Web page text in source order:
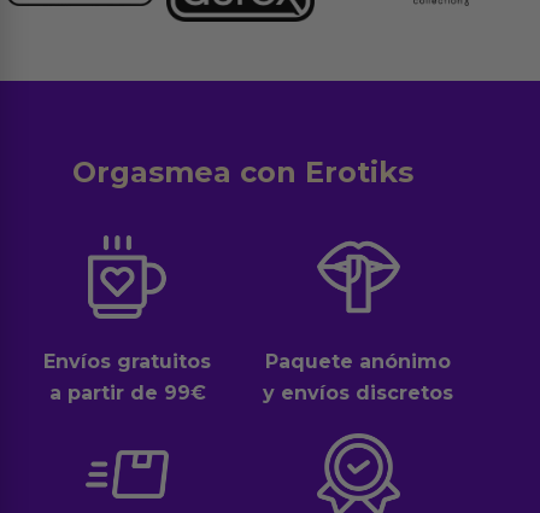
Orgasmea con Erotiks
Envíos gratuitos
a partir de 99€
Paquete anónimo
y envíos discretos